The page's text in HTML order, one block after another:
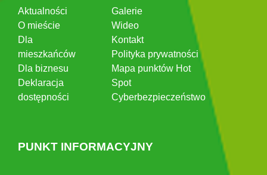
Aktualności
O mieście
Dla
mieszkańców
Dla biznesu
Deklaracja
dostępności
Galerie
Wideo
Kontakt
Polityka prywatności
Mapa punktów Hot
Spot
Cyberbezpieczeństwo
PUNKT INFORMACYJNY